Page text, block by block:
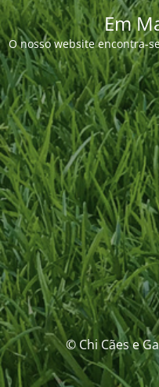
Em
O nosso website encontra-
© Chi Cães e